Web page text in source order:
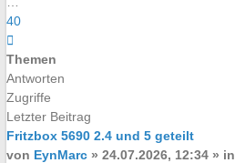
40
Nächste
Themen
Antworten
Zugriffe
Letzter Beitrag
Fritzbox 5690 2.4 und 5 geteilt
von EynMarc» 24.07.2026, 12:34» in